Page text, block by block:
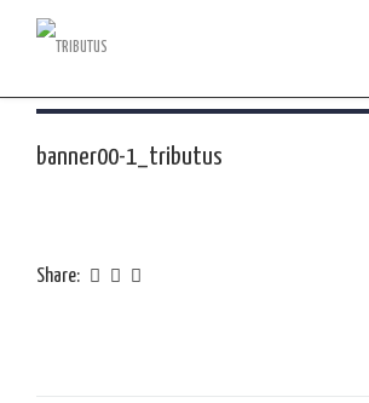
banner00-1_tributus
Share: